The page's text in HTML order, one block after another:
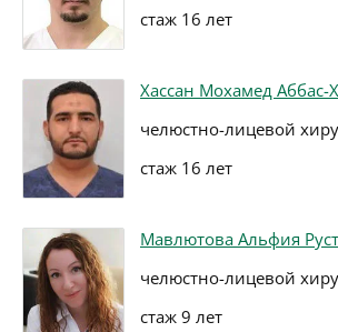
стаж 16 лет
Хассан Мохамед Аббас-
челюстно-лицевой
стаж 16 лет
Мавлютова Альфия
челюстно-лицевой
стаж 9 лет